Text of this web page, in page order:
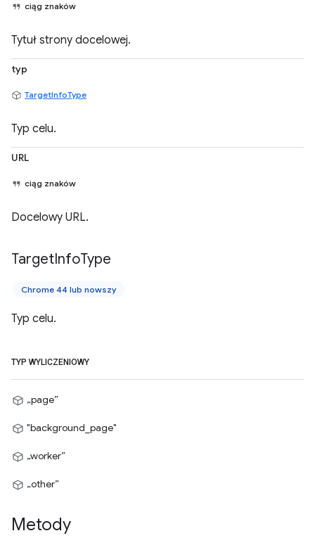
ciąg znaków
Tytuł strony docelowej.
typ
TargetInfoType
Typ celu.
URL
ciąg znaków
Docelowy URL.
TargetInfoType
Chrome 44 lub nowszy
Typ celu.
TYP WYLICZENIOWY
„page”
"background_page"
„worker”
„other”
Metody